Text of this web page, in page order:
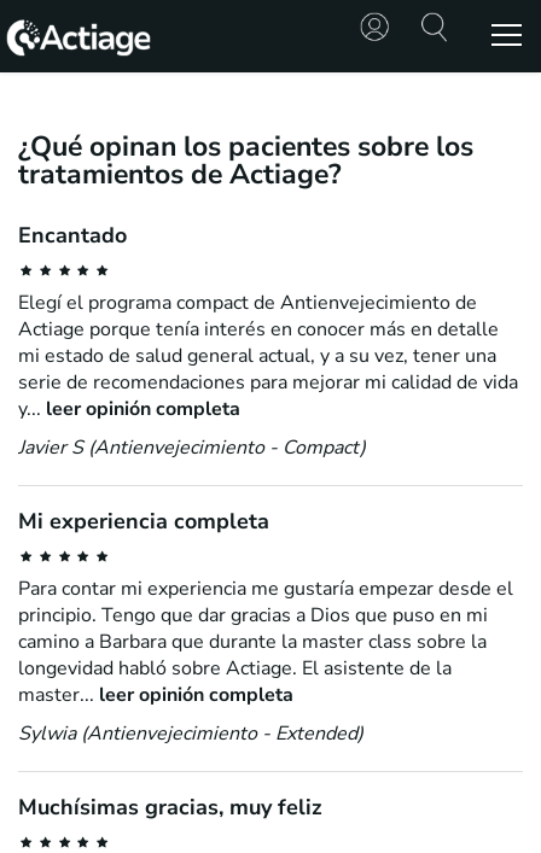
TRATAMIENTOS
CONSULTA
CONOCE
ACTIAGE
RECURSOS
¿Qué opinan los pacientes sobre los
tratamientos de Actiage?
Encantado
Elegí el programa compact de Antienvejecimiento de
Actiage porque tenía interés en conocer más en detalle
mi estado de salud general actual, y a su vez, tener una
serie de recomendaciones para mejorar mi calidad de vida
y... leer opinión completa
Javier S (Antienvejecimiento - Compact)
Mi experiencia completa
Para contar mi experiencia me gustaría empezar desde el
principio. Tengo que dar gracias a Dios que puso en mi
camino a Barbara que durante la master class sobre la
longevidad habló sobre Actiage. El asistente de la
master... leer opinión completa
Sylwia (Antienvejecimiento - Extended)
Muchísimas gracias, muy feliz